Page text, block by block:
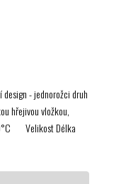
- jednorožci druh
hřejivou vložkou,
Velikost Délka